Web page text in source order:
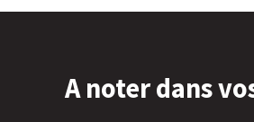
A noter dans